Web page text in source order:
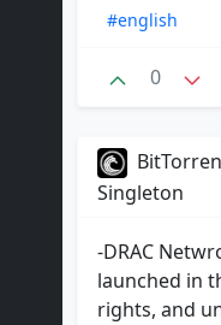
#english
0
Singleton
-DRAC
launched in
rights, and